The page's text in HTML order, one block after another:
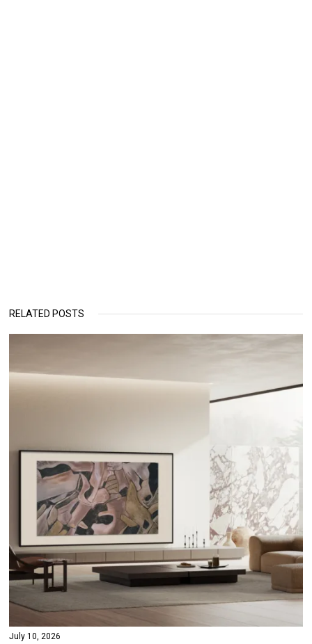
RELATED POSTS
July 10, 2026